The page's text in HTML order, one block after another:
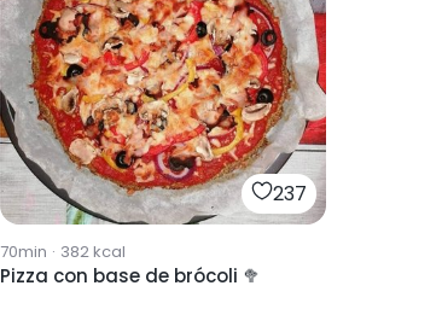
237
70min · 382kcal
Pizza con base de brócoli 🥦